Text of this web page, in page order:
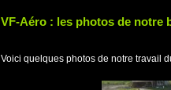
VF-Aéro : les photos de notre
Voici quelques photos de notre travail